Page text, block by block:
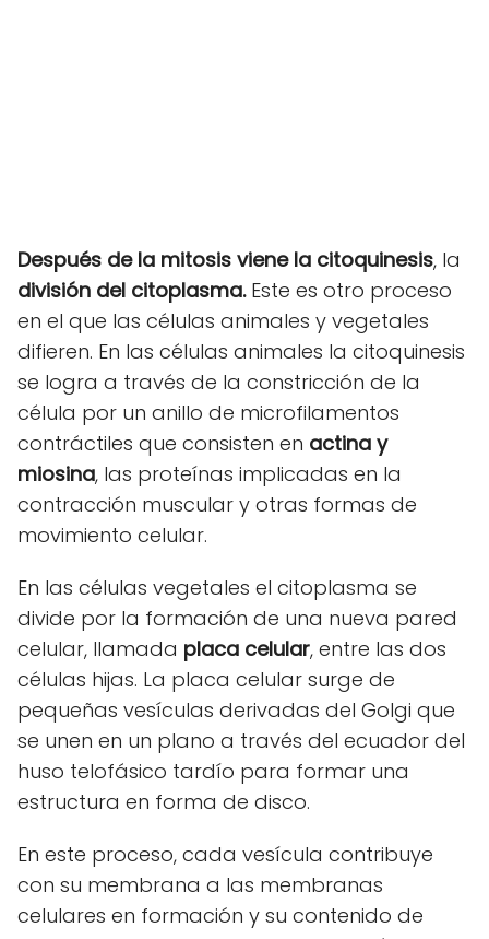
Después de la mitosis viene la citoquinesis, la
división del citoplasma.Este es otro proceso
en el que las células animales y vegetales
difieren. En las células animales la citoquinesis
se logra a través de la constricción de la
célula por un anillo de microfilamentos
contráctiles que consisten en actina y
miosina, las proteínas implicadas en la
contracción muscular y otras formas de
movimiento celular.
En las células vegetales el citoplasma se
divide por la formación de una nueva pared
celular, llamada placa celular, entre las dos
células hijas. La placa celular surge de
pequeñas vesículas derivadas del Golgi que
se unen en un plano a través del ecuador del
huso telofásico tardío para formar una
estructura en forma de disco.
En este proceso, cada vesícula contribuye
con su membrana a las membranas
celulares en formación y su contenido de